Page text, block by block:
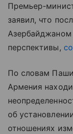
Премьер-
заявил, что
перспективы,
По словам
Армения
об
отношениях